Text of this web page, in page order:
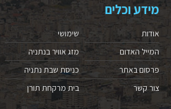
מידע וכלים
אודות
המייל האדום
פרסום באתר
צור קשר
שימושי
מזג אוויר בנתניה
כניסת שבת נתניה
בית מרקחת תורן